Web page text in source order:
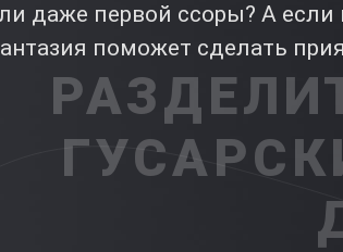
даже первой ссоры? А
поможет сделать